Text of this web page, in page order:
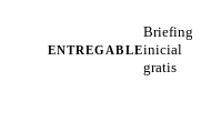
ENTREGABLE
Briefing
inicial
gratis